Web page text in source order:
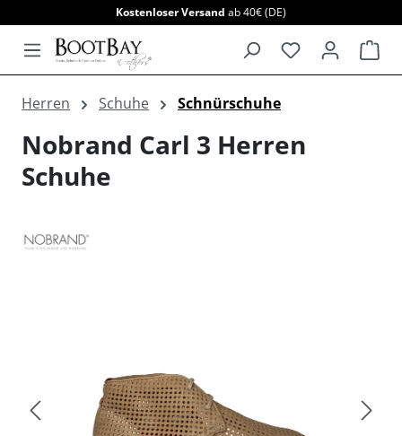
Kostenloser Versand ab 40€ (DE)
Herren Schuhe Schnürschuhe
Nobrand Carl 3 Herren
Schuhe